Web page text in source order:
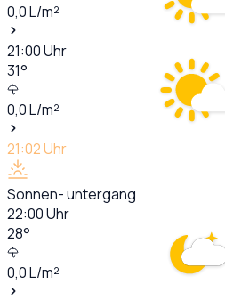
0,0L/m²
21:00Uhr
31°
0,0L/m²
21:02Uhr
Sonnen- untergang
22:00Uhr
28°
0,0L/m²